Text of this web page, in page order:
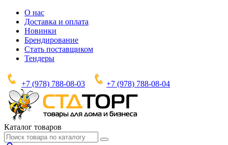
О нас
Доставка и оплата
Новинки
Брендирование
Стать поставщиком
Тендеры
+7 (978) 788-08-03 +7 (978) 788-08-04
Каталог товаров